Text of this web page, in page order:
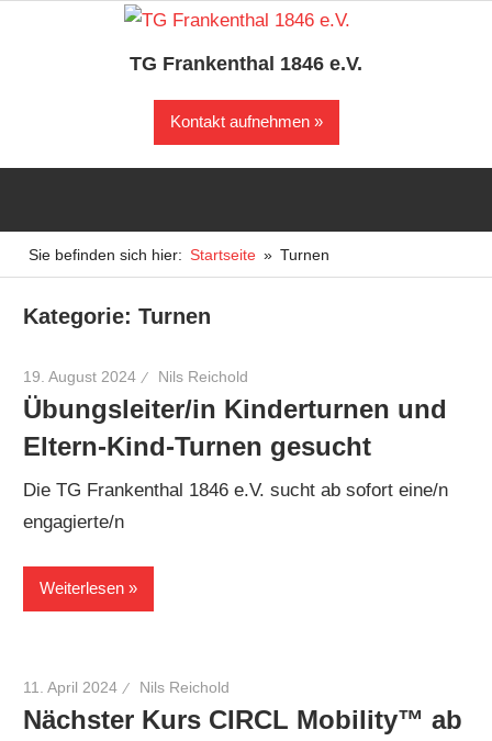
TG Frankenthal 1846 e.V.
Kontakt aufnehmen
Sie befinden sich hier: Startseite Turnen
Kategorie:Turnen
19. August 2024 Nils Reichold
Übungsleiter/in Kinderturnen und
Eltern-Kind-Turnen gesucht
Die TG Frankenthal 1846 e.V. sucht ab sofort eine/n
engagierte/n
Weiterlesen
11. April 2024 Nils Reichold
Nächster Kurs CIRCL Mobility™ ab